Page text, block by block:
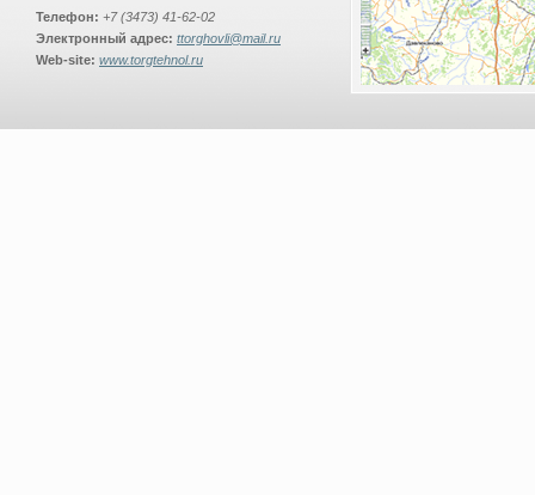
Телефон: +7 (3473) 41-62-02
Электронный адрес: ttorghovli@mail.ru
Web-site: www.torgtehnol.ru